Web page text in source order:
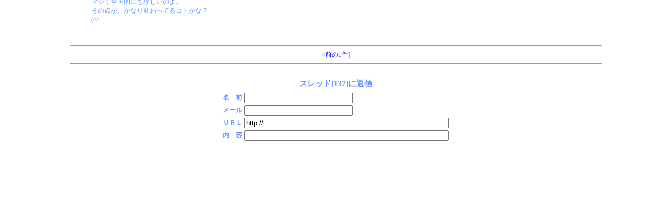
マジで全国的にも珍しいのよ。
その点が、かなり変わってるコトかな？
(^^ゞ
<前の1件]
スレッド[137]に返信
名 前
メール
ＵＲＬ
内 容